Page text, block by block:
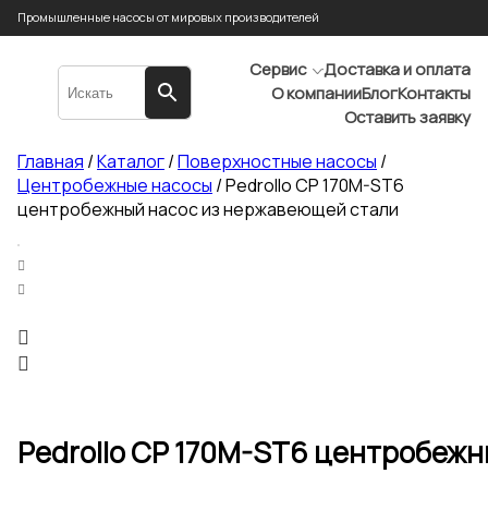
Промышленные насосы от мировых производителей
Сервис
Доставка и оплата
О компанииБлогКонтакты
Оставить заявку
Главная /Каталог/Поверхностные насосы /
Центробежные насосы / Pedrollo CP 170M-ST6
центробежный насос из нержавеющей стали
Pedrollo CP 170M-ST6